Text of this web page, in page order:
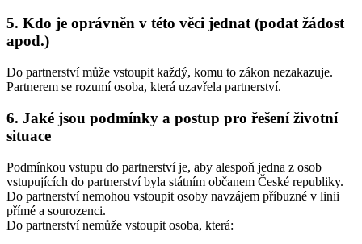
5. Kdo je oprávněn v této věci jednat (podat žádost
apod.)
Do partnerství může vstoupit každý, komu to zákon nezakazuje.
Partnerem se rozumí osoba, která uzavřela partnerství.
6. Jaké jsou podmínky a postup pro řešení životní
situace
Podmínkou vstupu do partnerství je, aby alespoň jedna z osob
vstupujících do partnerství byla státním občanem České republiky.
Do partnerství nemohou vstoupit osoby navzájem příbuzné v linii
přímé a sourozenci.
Do partnerství nemůže vstoupit osoba, která: